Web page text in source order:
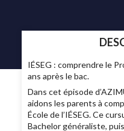
IÉSEG : comprendre le
ans après le bac.
Dans cet épisode
aidons les parents à
École de l’IÉSEG. Ce
Bachelor généraliste,